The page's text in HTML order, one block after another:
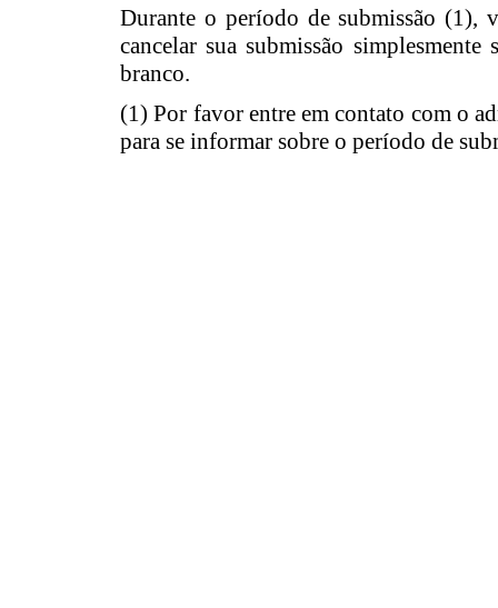
Durante o período de submissão (1),
cancelar sua submissão
branco.
(1) Por favor entre em contato com o
para se informar sobre o período de